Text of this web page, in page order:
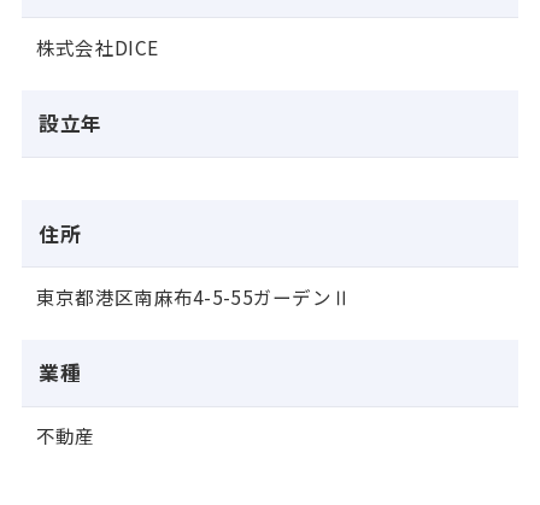
株式会社DICE
設立年
住所
東京都港区南麻布4-5-55ガーデンⅡ
業種
不動産